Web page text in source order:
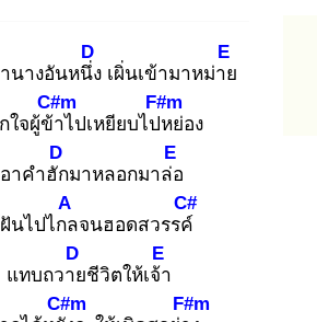
นางอันหนึ่ง
D
เผิ่นเข้ามาหม่าย
E
ใจผู้ข้า
C#m
ไปเหยียบไปห
F#m
ย่อง
อาคำฮัก
D
มาหลอกมาล่อ
E
นไปไกล
A
จนฮอดสวรรค์
C#
แทบถวาย
D
ชีวิตให้เจ้า
E
C#m
F#m